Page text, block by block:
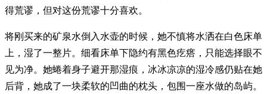
得荒谬，但对这份荒谬十分喜欢。
将刚买来的矿泉水倒入水壶的时候，她不慎将水洒在白色床单
上，湿了一整片。细看床单下隐约有黑色疙瘩，只能选择眼不
见为净。她蜷着身子避开那湿痕，冰冰凉凉的湿冷感仍贴在她
后背，她成了一块柔软的凹曲的枕头，包围一座水做的岛屿。